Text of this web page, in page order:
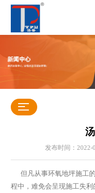
发布时间：2022-
但凡从事环氧地坪施工
程中，难免会呈现施工失